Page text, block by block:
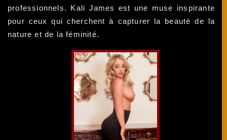
professionnels. Kali James est une muse inspirante
pour ceux qui cherchent à capturer la beauté de la
nature et de la féminité.